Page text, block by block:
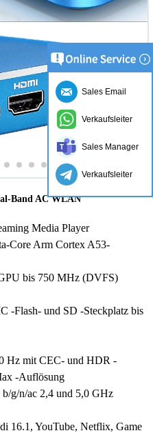
Band AC WLAN
Media Player
Core Arm Cortex A53-
bis 750 MHz (DVFS)
-Flash- und SD -Steckplatz bis
Hz mit CEC- und HDR -
-Auflösung
g/n/ac 2,4 und 5,0 GHz
16.1, YouTube, Netflix, Game
Sales Email
Verkaufsleiter
Sales Manager
Verkaufsleiter